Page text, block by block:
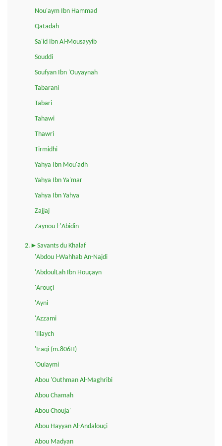
Nou'aym Ibn Hammad
Qatadah
Sa'id Ibn Al-Mousayyib
Souddi
Soufyan Ibn 'Ouyaynah
Tabarani
Tabari
Tahawi
Thawri
Tirmidhi
Yahya Ibn Mou'adh
Yahya Ibn Ya'mar
Yahya Ibn Yahya
Zajjaj
Zaynou l-'Abidin
2.►Savants du Khalaf
'Abdou l-Wahhab An-Najdi
'AbdoulLah Ibn Houçayn
'Arouçi
'Ayni
'Azzami
'Illaych
'Iraqi (m.806H)
'Oulaymi
Abou 'Outhman Al-Maghribi
Abou Chamah
Abou Chouja'
Abou Hayyan Al-Andalouçi
Abou Madyan